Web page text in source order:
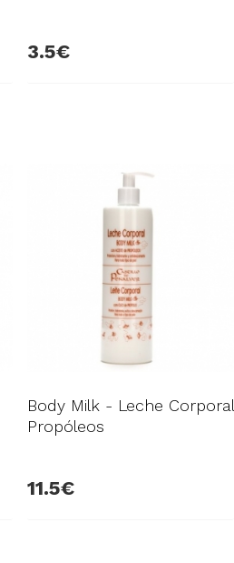
3.5
Body Milk - Leche Corporal
Propóleos
11.5